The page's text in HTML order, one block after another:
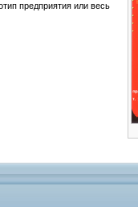
предприятия или весь